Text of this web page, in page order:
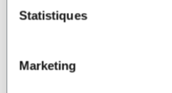
Statistiques
Marketing